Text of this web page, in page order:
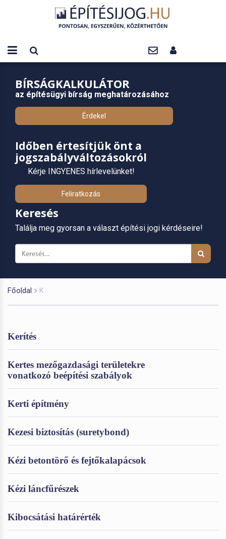
BÍRSÁGKALKULÁTOR
az építésügyi bírság meghatározásához
Érdekel
Időben értesítjük önt a
jogszabályváltozásokról
Kérje INGYENES hírlevelünket!
Feliratkozás
Keresés
Találja meg gyorsan a választ építési jogi kérdéseire!
Főoldal K
Kerítés
Kertes mezőgazdasági területekre
vonatkozó beépítési szabályok
Kerti építmény
Kezesi biztosítás (suretybond)
Kézi betontörő és fejtőkalapácsok
Kézi láncfűrészek
Kibocsátási határérték